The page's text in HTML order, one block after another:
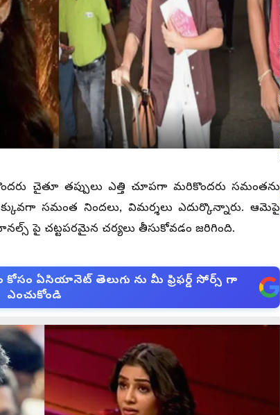
చైతూ తప్పులు ఎత్తి చూపగా మరికొందరు సమంతను
సమంత నిందలు, విమర్శలు ఎదుర్కొన్నారు. ఆమెపై
పై చట్టపరమైన చర్యలు తీసుకోవడం జరిగింది.
ఏసియానెట్ తెలుగు ను మీ ఫ్రిఫర్డ్ సోర్స్ గా
ఎంచుకోండి